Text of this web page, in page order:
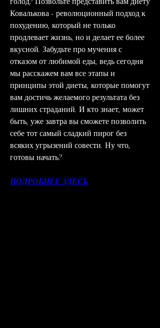
Ковалькова - революционный подход к
похудению, который не только
продлевает жизнь, но и делает ее более
вкусной. Забудьте про мучения с
отказом от любимой еды, ведь сегодня
мы расскажем вам все этапы и
принципы этой диеты, которые помогут
вам достичь желаемого результата без
лишних страданий. И кто знает, может
быть, уже завтра вы сможете позволить
себе тот самый сладкий пирог без
всяких угрызений совести. Ну что,
готовы начать?
ПОДРОБНЕЕ ЗДЕСЬ